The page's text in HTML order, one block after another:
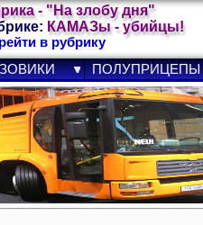
- "На злобу дня"
КАМАЗы - убийцы!
в рубрику
ПОЛУПРИЦЕПЫ